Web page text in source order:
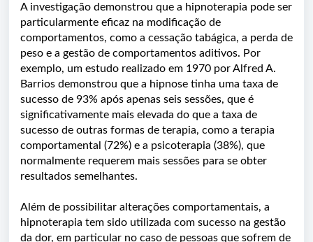
A investigação demonstrou que a hipnoterapia pode ser
particularmente eficaz na modificação de
comportamentos, como a cessação tabágica, a perda de
peso e a gestão de comportamentos aditivos. Por
exemplo, um estudo realizado em 1970 por Alfred A.
Barrios demonstrou que a hipnose tinha uma taxa de
sucesso de 93% após apenas seis sessões, que é
significativamente mais elevada do que a taxa de
sucesso de outras formas de terapia, como a terapia
comportamental (72%) e a psicoterapia (38%), que
normalmente requerem mais sessões para se obter
resultados semelhantes.
Além de possibilitar alterações comportamentais, a
hipnoterapia tem sido utilizada com sucesso na gestão
da dor, em particular no caso de pessoas que sofrem de